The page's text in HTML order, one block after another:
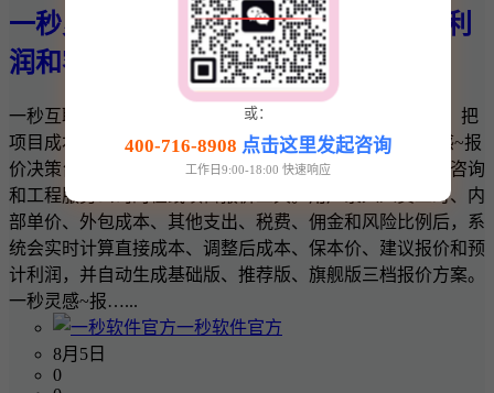
一秒灵感~报价决策台：把项目成本、利
润和客户报价放进同一套决策逻辑
一秒互联 · 一秒灵感实用商业工具 一秒灵感~报价决策台：把
项目成本、利润和客户报价放进同一套决策逻辑 一秒灵感~报
价决策台是一款面向网站建设、软件开发、设计、广告、咨询
和工程服务公司的在线项目报价工具。用户录入人员工时、内
部单价、外包成本、其他支出、税费、佣金和风险比例后，系
统会实时计算直接成本、调整后成本、保本价、建议报价和预
计利润，并自动生成基础版、推荐版、旗舰版三档报价方案。
一秒灵感~报…...
一秒软件官方
8月5日
0
或：
400-716-8908 点击这里发起咨询
工作日9:00-18:00 快速响应